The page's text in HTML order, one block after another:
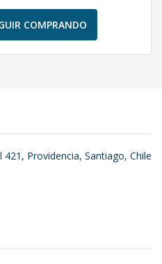
COMPRANDO
Providencia, Santiago, Chile